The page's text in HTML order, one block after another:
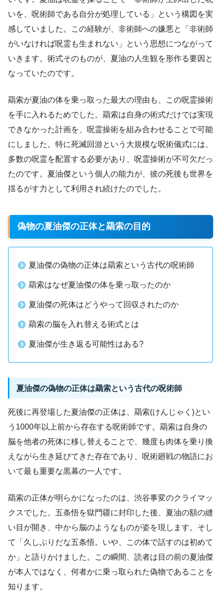
いを、呪術師である自分が処理している」という構図を実
感していました。この経験が、非術師への嫌悪と「非術師
がいなければ呪霊も生まれない」という思想につながって
いきます。術式そのものが、夏油の人生観を形作る要因と
なっていたのです。
羂索が夏油の体を乗っ取った最大の理由も、この呪霊操術
を手に入れるためでした。羂索は自身の術式だけでは実現
できなかった計画を、呪霊操術を組み合わせることで可能
にしました。特に死滅回游という大規模な呪術儀式には、
多数の呪霊を配置する必要があり、呪霊操術が不可欠だっ
たのです。夏油傑という個人の能力が、彼の死後も世界を
揺るがす力として利用され続けたのでした。
偽物の夏油傑の正体と羂索の目的
夏油傑の偽物の正体は羂索という古代の呪術師
羂索はなぜ夏油傑の体を乗っ取ったのか
夏油傑の死体はどうやって回収されたのか
羂索の脳を入れ替える術式とは
夏油傑が生き返る可能性はある?
夏油傑の偽物の正体は羂索という古代の呪術師
死後に再登場した夏油傑の正体は、羂索(けんじゃく)とい
う1000年以上前から存在する呪術師です。羂索は自身の
脳を他者の死体に移し替えることで、幾度も肉体を乗り換
えながら生き延びてきた存在であり、呪術廻戦の物語にお
いて最も重要な黒幕の一人です。
羂索の正体が明らかになったのは、渋谷事変のクライマッ
クスでした。五条悟を獄門疆に封印した後、夏油の額の縫
い目が開き、中から脳のようなものが姿を現します。そし
て「久しぶりだな五条悟。いや、この体で話すのは初めて
か」と語りかけました。この瞬間、読者は目の前の夏油傑
が本人ではなく、何者かに乗っ取られた偽物であることを
知ります。